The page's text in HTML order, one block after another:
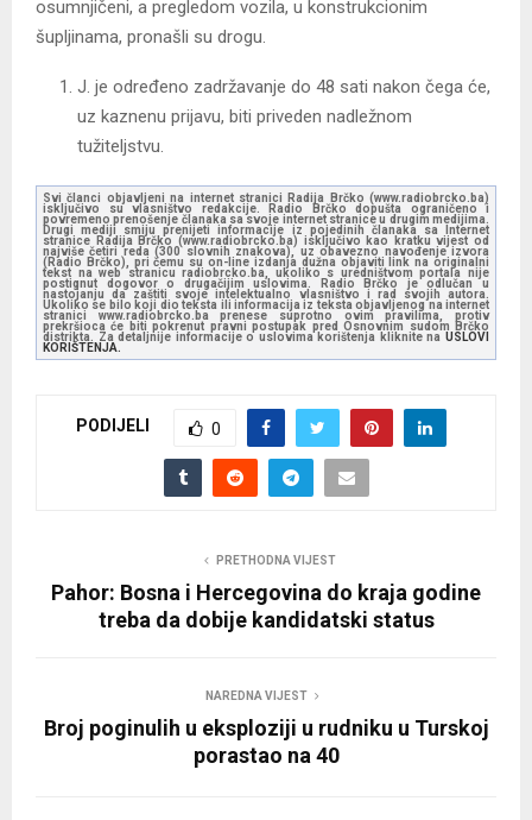
osumnjičeni, a pregledom vozila, u konstrukcionim
šupljinama, pronašli su drogu.
J. je određeno zadržavanje do 48 sati nakon čega će,
uz kaznenu prijavu, biti priveden nadležnom
tužiteljstvu.
Svi članci objavljeni na internet stranici Radija Brčko (www.radiobrcko.ba)
isključivo su vlasništvo redakcije. Radio Brčko dopušta ograničeno i
povremeno prenošenje članaka sa svoje internet stranice u drugim medijima.
Drugi mediji smiju prenijeti informacije iz pojedinih članaka sa Internet
stranice Radija Brčko (www.radiobrcko.ba) isključivo kao kratku vijest od
najviše četiri reda (300 slovnih znakova), uz obavezno navođenje izvora
(Radio Brčko), pri čemu su on-line izdanja dužna objaviti link na originalni
tekst na web stranicu radiobrcko.ba, ukoliko s uredništvom portala nije
postignut dogovor o drugačijim uslovima. Radio Brčko je odlučan u
nastojanju da zaštiti svoje intelektualno vlasništvo i rad svojih autora.
Ukoliko se bilo koji dio teksta ili informacija iz teksta objavljenog na internet
stranici www.radiobrcko.ba prenese suprotno ovim pravilima, protiv
prekršioca će biti pokrenut pravni postupak pred Osnovnim sudom Brčko
distrikta. Za detaljnije informacije o uslovima korištenja kliknite na USLOVI
KORIŠTENJA.
PODIJELI 0
PRETHODNA VIJEST
Pahor: Bosna i Hercegovina do kraja godine
treba da dobije kandidatski status
NAREDNA VIJEST
Broj poginulih u eksploziji u rudniku u Turskoj
porastao na 40